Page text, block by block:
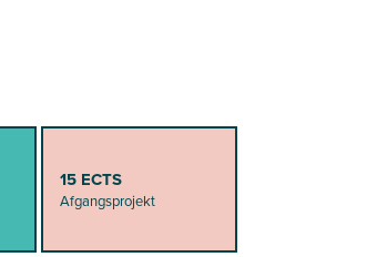
15 ECTS
Afgangsprojekt